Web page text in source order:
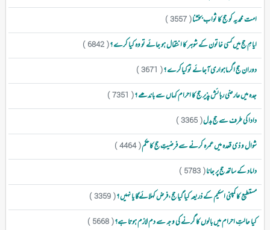
امت محمدیہ کو حج کا ثواب بخشنا( 3557 )
ایامِ حج میں کسی خاتون کے شوہر کا انتقال ہو جائے تو وہ کیا کرے ؟( 6842 )
دوران حج اگرماہواری آجائے توکیاکرے ؟( 3671 )
جدہ میں عارضی رہائش پذیر حج کا احرام کہاں سے باندھے ؟( 7351 )
دادا کی طرف سے حج بدل( 3365 )
شوال و ذی قعدہ میں عمرہ کرنے سے فرضیتِ حج کا حکم( 4464 )
داماد کے ساتھ حج پر جانا( 5783 )
مستطیع کا کمپنی اسکیم کے ذریعہ کیا گیا حج ،فرض کہلائےگا یا نہیں ؟( 3359 )
کیا حالتِ احرام میں بالوں کا گرنے کی وجہ سے دم لازم ہوتا ہے؟( 5668 )